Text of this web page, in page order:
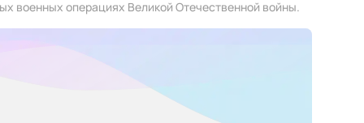
военных операциях Великой Отечественной войны.